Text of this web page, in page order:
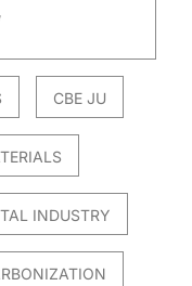
CBE JU
INDUSTRY